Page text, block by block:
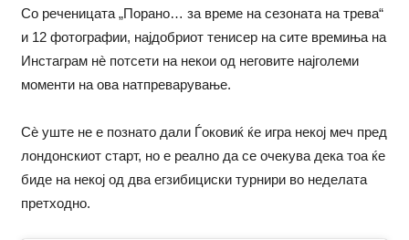
Со реченицата „Порано… за време на сезоната на трева“
и 12 фотографии, најдобриот тенисер на сите времиња на
Инстаграм нè потсети на некои од неговите најголеми
моменти на ова натпреварување.
Сè уште не е познато дали Ѓоковиќ ќе игра некој меч пред
лондонскиот старт, но е реално да се очекува дека тоа ќе
биде на некој од два егзибициски турнири во неделата
претходно.